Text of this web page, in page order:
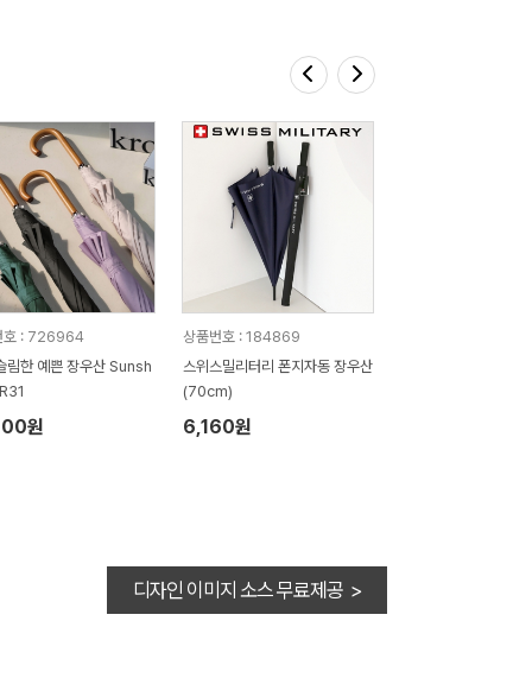
호 : 726964
림한 예쁜 장우산 Sunsh
원
상품번호 : 184869
스위스밀리터리 폰지자동 장우산
(70cm)
6,160원
디자인 이미지 소스 무료제공 >